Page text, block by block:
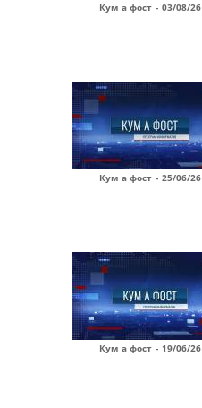
Кум а фост - 03/08/26
Кум а фост - 25/06/26
Кум а фост - 19/06/26